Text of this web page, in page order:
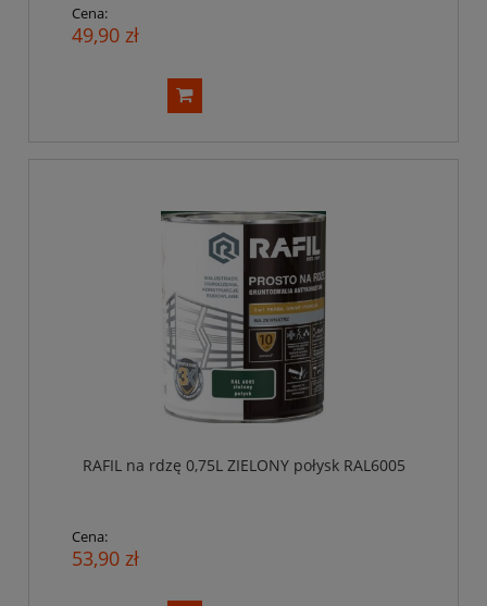
Cena:
49,90 zł
RAFIL na rdzę 0,75L ZIELONY połysk RAL6005
Cena:
53,90 zł